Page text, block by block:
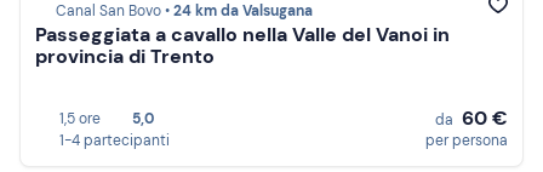
Canal San Bovo •24 km da Valsugana
Passeggiata a cavallo nella Valle del Vanoi in
provincia di Trento
1,5 ore
5,0
1-4 partecipanti
da 60 €
per persona